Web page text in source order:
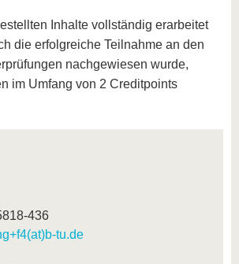
Inhalte vollständig erarbeitet
die erfolgreiche Teilnahme an den
nachgewiesen wurde,
im Umfang von 2 Creditpoints
436
tu.de